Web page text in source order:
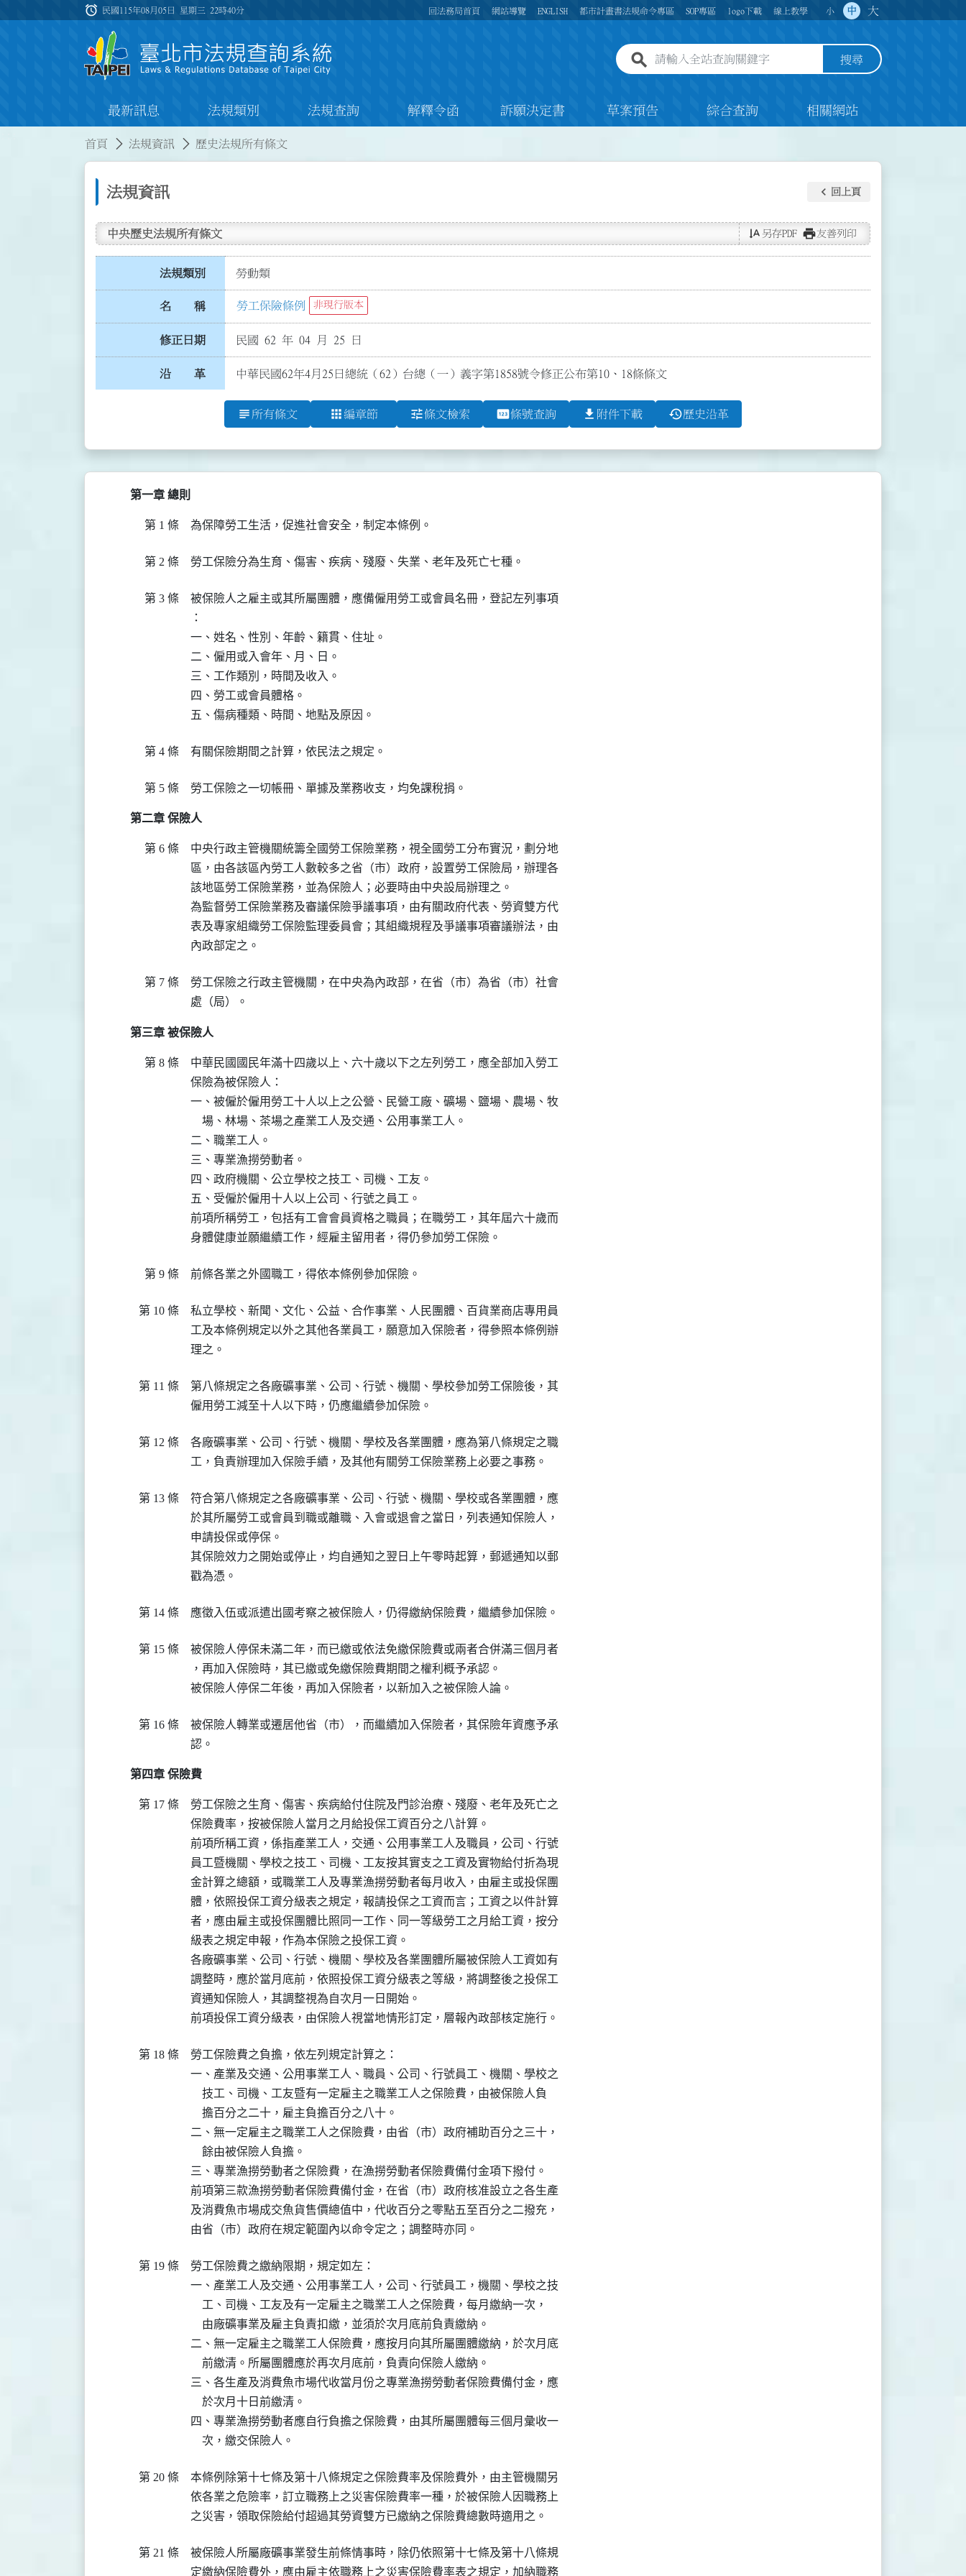
:::
alarm 民國115年08月05日 星期三22時40分 回法務局首頁 網站導覽 ENGLISH 都市計畫書法規命令專區 SOP專區 logo下載 線上教學 小 中 大
全站查詢關鍵字欄位 搜尋
最新訊息 法規類別 法規查詢 解釋令函 訴願決定書 草案預告 綜合查詢 相關網站
首頁 法規資訊 歷史法規所有條文
法規資訊 keyboard_arrow_left 回上頁
中央歷史法規所有條文 text_rotate_vertical 另存PDF print友善列印
法規類別 勞動類
名 稱 勞工保險條例 非現行版本
修正日期 民國 62 年 04 月 25 日
沿 革 中華民國62年4月25日總統（62）台總（一）義字第1858號令修正公布第10、18條條文
subject 所有條文 apps 編章節 tune條文檢索 pin條號查詢 file_download 附件下載 history歷史沿革
第一章 總則
第 1 條 為保障勞工生活，促進社會安全，制定本條例。
第 2 條 勞工保險分為生育、傷害、疾病、殘廢、失業、老年及死亡七種。
第 3 條
被保險人之雇主或其所屬團體，應備僱用勞工或會員名冊，登記左列事項
：
一、姓名、性別、年齡、籍貫、住址。
二、僱用或入會年、月、日。
三、工作類別，時間及收入。
四、勞工或會員體格。
五、傷病種類、時間、地點及原因。
第 4 條 有關保險期間之計算，依民法之規定。
第 5 條 勞工保險之一切帳冊、單據及業務收支，均免課稅捐。
第二章 保險人
第 6 條
中央行政主管機關統籌全國勞工保險業務，視全國勞工分布實況，劃分地
區，由各該區內勞工人數較多之省（市）政府，設置勞工保險局，辦理各
該地區勞工保險業務，並為保險人；必要時由中央設局辦理之。
為監督勞工保險業務及審議保險爭議事項，由有關政府代表、勞資雙方代
表及專家組織勞工保險監理委員會；其組織規程及爭議事項審議辦法，由
內政部定之。
第 7 條
勞工保險之行政主管機關，在中央為內政部，在省（市）為省（市）社會
處（局）。
第三章 被保險人
第 8 條
中華民國國民年滿十四歲以上、六十歲以下之左列勞工，應全部加入勞工
保險為被保險人：
一、被僱於僱用勞工十人以上之公營、民營工廠、礦場、鹽場、農場、牧
    場、林場、茶場之產業工人及交通、公用事業工人。
二、職業工人。
三、專業漁撈勞動者。
四、政府機關、公立學校之技工、司機、工友。
五、受僱於僱用十人以上公司、行號之員工。
前項所稱勞工，包括有工會會員資格之職員；在職勞工，其年屆六十歲而
身體健康並願繼續工作，經雇主留用者，得仍參加勞工保險。
第 9 條 前條各業之外國職工，得依本條例參加保險。
第 10 條
私立學校、新聞、文化、公益、合作事業、人民團體、百貨業商店專用員
工及本條例規定以外之其他各業員工，願意加入保險者，得參照本條例辦
理之。
第 11 條
第八條規定之各廠礦事業、公司、行號、機關、學校參加勞工保險後，其
僱用勞工減至十人以下時，仍應繼續參加保險。
第 12 條
各廠礦事業、公司、行號、機關、學校及各業團體，應為第八條規定之職
工，負責辦理加入保險手續，及其他有關勞工保險業務上必要之事務。
第 13 條
符合第八條規定之各廠礦事業、公司、行號、機關、學校或各業團體，應
於其所屬勞工或會員到職或離職、入會或退會之當日，列表通知保險人，
申請投保或停保。
其保險效力之開始或停止，均自通知之翌日上午零時起算，郵遞通知以郵
戳為憑。
第 14 條 應徵入伍或派遣出國考察之被保險人，仍得繳納保險費，繼續參加保險。
第 15 條
被保險人停保未滿二年，而已繳或依法免繳保險費或兩者合併滿三個月者
，再加入保險時，其已繳或免繳保險費期間之權利概予承認。
被保險人停保二年後，再加入保險者，以新加入之被保險人論。
第 16 條
被保險人轉業或遷居他省（市），而繼續加入保險者，其保險年資應予承
認。
第四章 保險費
第 17 條
勞工保險之生育、傷害、疾病給付住院及門診治療、殘廢、老年及死亡之
保險費率，按被保險人當月之月給投保工資百分之八計算。
前項所稱工資，係指產業工人，交通、公用事業工人及職員，公司、行號
員工暨機關、學校之技工、司機、工友按其實支之工資及實物給付折為現
金計算之總額，或職業工人及專業漁撈勞動者每月收入，由雇主或投保團
體，依照投保工資分級表之規定，報請投保之工資而言；工資之以件計算
者，應由雇主或投保團體比照同一工作、同一等級勞工之月給工資，按分
級表之規定申報，作為本保險之投保工資。
各廠礦事業、公司、行號、機關、學校及各業團體所屬被保險人工資如有
調整時，應於當月底前，依照投保工資分級表之等級，將調整後之投保工
資通知保險人，其調整視為自次月一日開始。
前項投保工資分級表，由保險人視當地情形訂定，層報內政部核定施行。
第 18 條
勞工保險費之負擔，依左列規定計算之：
一、產業及交通、公用事業工人、職員、公司、行號員工、機關、學校之
    技工、司機、工友暨有一定雇主之職業工人之保險費，由被保險人負
    擔百分之二十，雇主負擔百分之八十。
二、無一定雇主之職業工人之保險費，由省（市）政府補助百分之三十，
    餘由被保險人負擔。
三、專業漁撈勞動者之保險費，在漁撈勞動者保險費備付金項下撥付。
前項第三款漁撈勞動者保險費備付金，在省（市）政府核准設立之各生產
及消費魚市場成交魚貨售價總值中，代收百分之零點五至百分之二撥充，
由省（市）政府在規定範圍內以命令定之；調整時亦同。
第 19 條
勞工保險費之繳納限期，規定如左：
一、產業工人及交通、公用事業工人，公司、行號員工，機關、學校之技
    工、司機、工友及有一定雇主之職業工人之保險費，每月繳納一次，
    由廠礦事業及雇主負責扣繳，並須於次月底前負責繳納。
二、無一定雇主之職業工人保險費，應按月向其所屬團體繳納，於次月底
    前繳清。所屬團體應於再次月底前，負責向保險人繳納。
三、各生產及消費魚市場代收當月份之專業漁撈勞動者保險費備付金，應
    於次月十日前繳清。
四、專業漁撈勞動者應自行負擔之保險費，由其所屬團體每三個月彙收一
    次，繳交保險人。
第 20 條
本條例除第十七條及第十八條規定之保險費率及保險費外，由主管機關另
依各業之危險率，訂立職務上之災害保險費率一種，於被保險人因職務上
之災害，領取保險給付超過其勞資雙方已繳納之保險費總數時適用之。
第 21 條
被保險人所屬廠礦事業發生前條情事時，除仍依照第十七條及第十八條規
定繳納保險費外，應由雇主依職務上之災害保險費率表之規定，加納職務